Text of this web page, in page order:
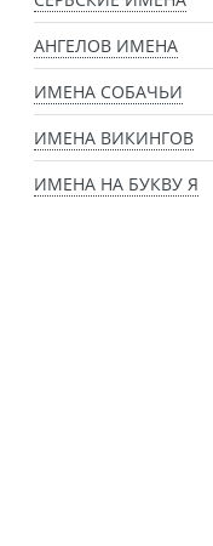
АНГЕЛОВ ИМЕНА
ИМЕНА СОБАЧЬИ
ИМЕНА ВИКИНГОВ
ИМЕНА НА БУКВУ Я